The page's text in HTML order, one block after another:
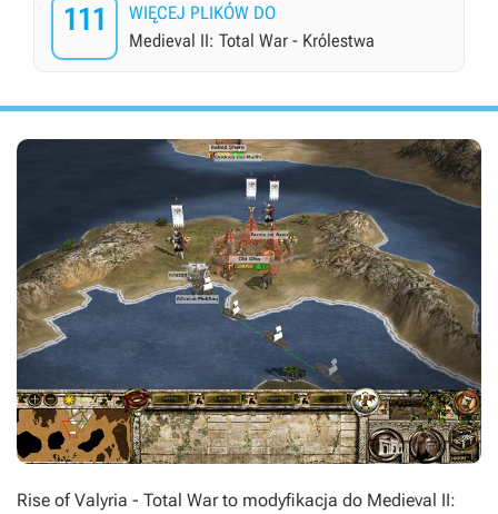
111
WIĘCEJ PLIKÓW DO
Medieval II: Total War - Królestwa
Rise of Valyria - Total Warto modyfikacja do Medieval II: